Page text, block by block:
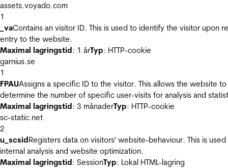
assets.voyado.com
1
_vaContains an visitor ID. This is used to identify the visitor upon
entry to the website.
Maximal lagringstid: 1 årTyp: HTTP-cookie
garnius.se
1
FPAUAssigns a specific ID to the visitor. This allows the website to
determine the number of specific user-visits for analysis and
Maximal lagringstid: 3 månaderTyp: HTTP-cookie
sc-static.net
2
u_scsidRegisters data on visitors' website-behaviour. This is
internal analysis and website optimization.
Maximal lagringstid: SessionTyp: Lokal HTML-lagring